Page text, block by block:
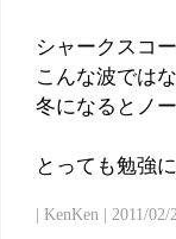
シャークスコ
こんな波では
冬になるとノ
とっても勉強
| KenKen | 2011/